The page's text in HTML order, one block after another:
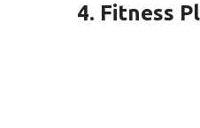
4. Fitness